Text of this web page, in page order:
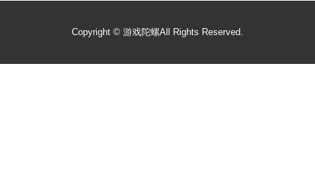
Copyright © 游戏陀螺All Rights Reserved.